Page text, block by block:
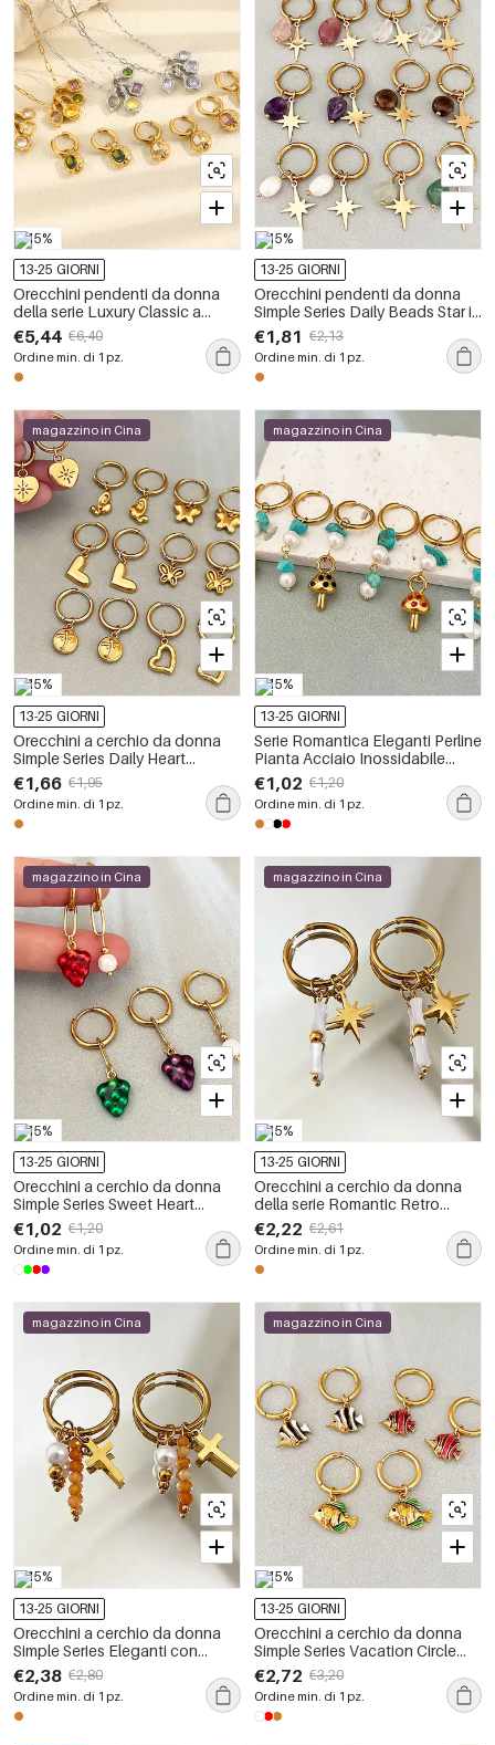
-15%
13-25 GIORNI
Orecchini pendenti da donna
della serie Luxury Classic a
forma ellittica, impermeabili, in
acciaio inossidabile color oro
con zirconi.
€5,44 €6,40
Ordine min. di 1 pz.
-15%
13-25 GIORNI
Orecchini pendenti da donna
Simple Series Daily Beads Star in
acciaio inossidabile color oro
impermeabile con pietra
naturale
€1,81 €2,13
Ordine min. di 1 pz.
-15%
magazzino in Cina
13-25 GIORNI
Orecchini a cerchio da donna
Simple Series Daily Heart
Butterfly in acciaio inossidabile,
impermeabili, color oro.
€1,66 €1,95
Ordine min. di 1 pz.
-15%
magazzino in Cina
13-25 GIORNI
Serie Romantica Eleganti Perline
Pianta Acciaio Inossidabile
Impermeabile Colore Oro
Orecchini da Donna con Perline
€1,02 €1,20
Ordine min. di 1 pz.
-15%
magazzino in Cina
13-25 GIORNI
Orecchini a cerchio da donna
Simple Series Sweet Heart
Strawberry in acciaio
inossidabile, impermeabili, color
oro.
€1,02 €1,20
Ordine min. di 1 pz.
-15%
magazzino in Cina
13-25 GIORNI
Orecchini a cerchio da donna
della serie Romantic Retro
Beads Star Circle in acciaio
inossidabile, impermeabili, color
oro.
€2,22 €2,61
Ordine min. di 1 pz.
-15%
magazzino in Cina
13-25 GIORNI
Orecchini a cerchio da donna
Simple Series Eleganti con
perline a croce, in acciaio
inossidabile, impermeabili, color
oro.
€2,38 €2,80
Ordine min. di 1 pz.
-15%
magazzino in Cina
13-25 GIORNI
Orecchini a cerchio da donna
Simple Series Vacation Circle
Fish in acciaio inossidabile
impermeabile color oro
€2,72 €3,20
Ordine min. di 1 pz.